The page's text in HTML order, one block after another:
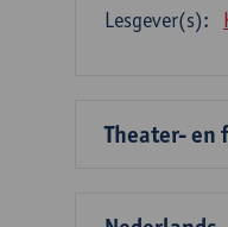
Lesgever(s):
Theater- en